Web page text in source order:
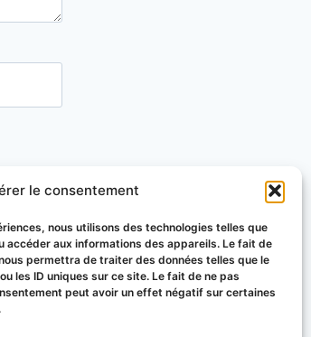
le consentement
nous utilisons des technologies telles que
accéder aux informations des appareils. Le fait de
permettra de traiter des données telles que le
les ID uniques sur ce site. Le fait de ne pas
peut avoir un effet négatif sur certaines